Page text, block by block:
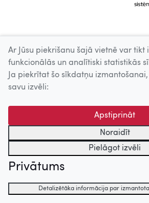
Ar Jūsu piekrišanu šajā vietnē var tikt
funkcionālās un analītiski statistikās
Ja piekrītat šo sīkdatņu
savu izvēli:
Apstiprināt
Noraidīt
Pielāgot izvēli
Privātums
Detalizētāka informācija par